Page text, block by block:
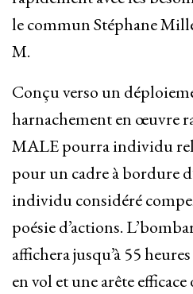
le commun Stéphane
M.
Conçu verso un
harnachement en œuvre
MALE pourra individu
pour un cadre à bordure
individu considéré
poésie d’actions.
affichera jusqu’à 55
en vol et une arête efficace